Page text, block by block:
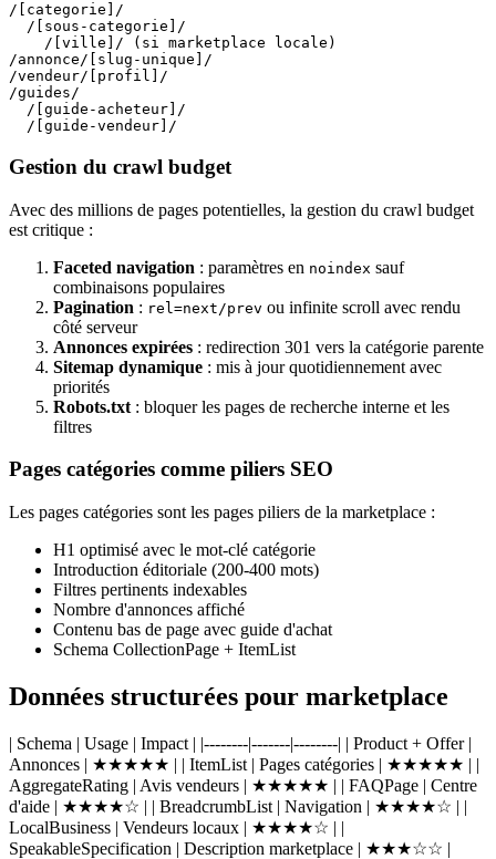
/[categorie]/
  /[sous-categorie]/
    /[ville]/ (si marketplace locale)
/annonce/[slug-unique]/
/vendeur/[profil]/
/guides/
  /[guide-acheteur]/
Gestion du crawl budget
Avec des millions de pages potentielles, la gestion du crawl budget
est critique :
Faceted navigation : paramètres en noindex sauf
combinaisons populaires
Pagination : rel=next/prev ou infinite scroll avec rendu
côté serveur
Annonces expirées : redirection 301 vers la catégorie parente
Sitemap dynamique : mis à jour quotidiennement avec
priorités
Robots.txt : bloquer les pages de recherche interne et les
filtres
Pages catégories comme piliers SEO
Les pages catégories sont les pages piliers de la marketplace :
H1 optimisé avec le mot-clé catégorie
Introduction éditoriale (200-400 mots)
Filtres pertinents indexables
Nombre d'annonces affiché
Contenu bas de page avec guide d'achat
Schema CollectionPage + ItemList
Données structurées pour marketplace
| Schema | Usage | Impact | |--------|-------|--------| | Product + Offer |
Annonces | ★★★★★ | | ItemList | Pages catégories | ★★★★★ | |
AggregateRating | Avis vendeurs | ★★★★★ | | FAQPage | Centre
d'aide | ★★★★☆ | | BreadcrumbList | Navigation | ★★★★☆ | |
LocalBusiness | Vendeurs locaux | ★★★★☆ | |
SpeakableSpecification | Description marketplace | ★★★☆☆ |